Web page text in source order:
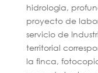
hidrologia,
proyecto de
servicio de
territorial
la finca,